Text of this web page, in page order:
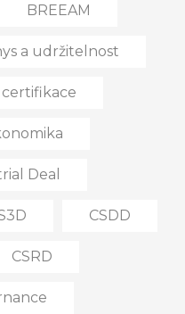
BREEAM
a udržitelnost
certifikace
Deal
CSDD
CSRD